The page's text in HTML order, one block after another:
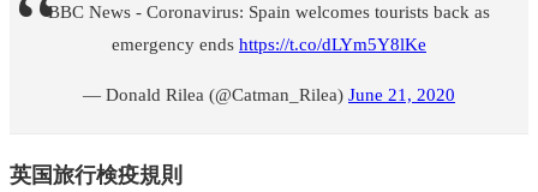
BBC News - Coronavirus: Spain welcomes tourists back as
emergency ends https://t.co/dLYm5Y8lKe
— Donald Rilea (@Catman_Rilea) June 21, 2020
英国旅行検疫規則